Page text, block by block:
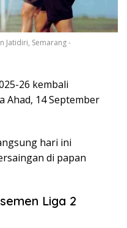
Jatidiri, Semarang -
26 kembali
Ahad, 14 September
hari ini
di papan
Liga 2